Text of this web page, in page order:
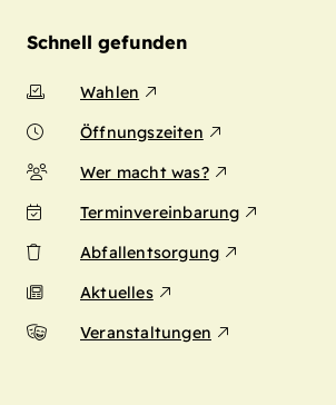
Schnell gefunden
Wahlen
Öffnungszeiten
Wer macht was?
Terminvereinbarung
Abfallentsorgung
Aktuelles
Veranstaltungen